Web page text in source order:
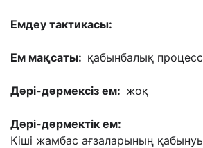
Емдеу тактикасы:
Ем мақсаты: қабынбалық
Дəрі-дəрмексіз ем: жоқ
Дəрі-дəрмектік ем:
Кіші жамбас ағзаларының